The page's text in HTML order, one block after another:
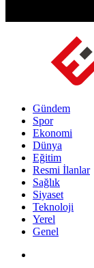
Gündem
Spor
Ekonomi
Dünya
Eğitim
Resmi İlanlar
Sağlık
Siyaset
Teknoloji
Yerel
Genel